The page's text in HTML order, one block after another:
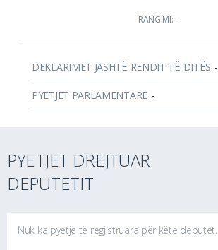
RANGIMI:-
DEKLARIMET JASHTË RENDIT TË DITËS -
PYETJET PARLAMENTARE -
PYETJET DREJTUAR
DEPUTETIT
Nuk ka pyetje të regjistruara për këtë deputet.